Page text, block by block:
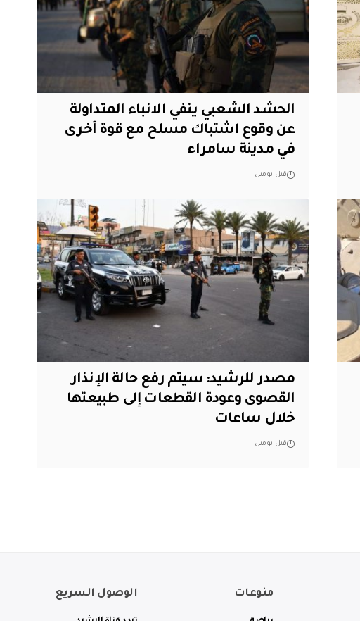
الحشد الشعبي ينفي الانباء المتداولة
عن وقوع اشتباك مسلح مع قوة أخرى
في مدينة سامراء
قبل يومين
مصدر للرشيد: سيتم رفع حالة الإنذار
القصوى وعودة القطعات إلى طبيعتها
خلال ساعات
قبل يومين
منوعات الوصول السريع